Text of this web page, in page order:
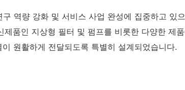
역량 강화 및 서비스 사업 완성에 집중하고 있
품인 지상형 필터 및 펌프를 비롯한 다양한 제
원활하게 전달되도록 특별히 설계되었습니다.